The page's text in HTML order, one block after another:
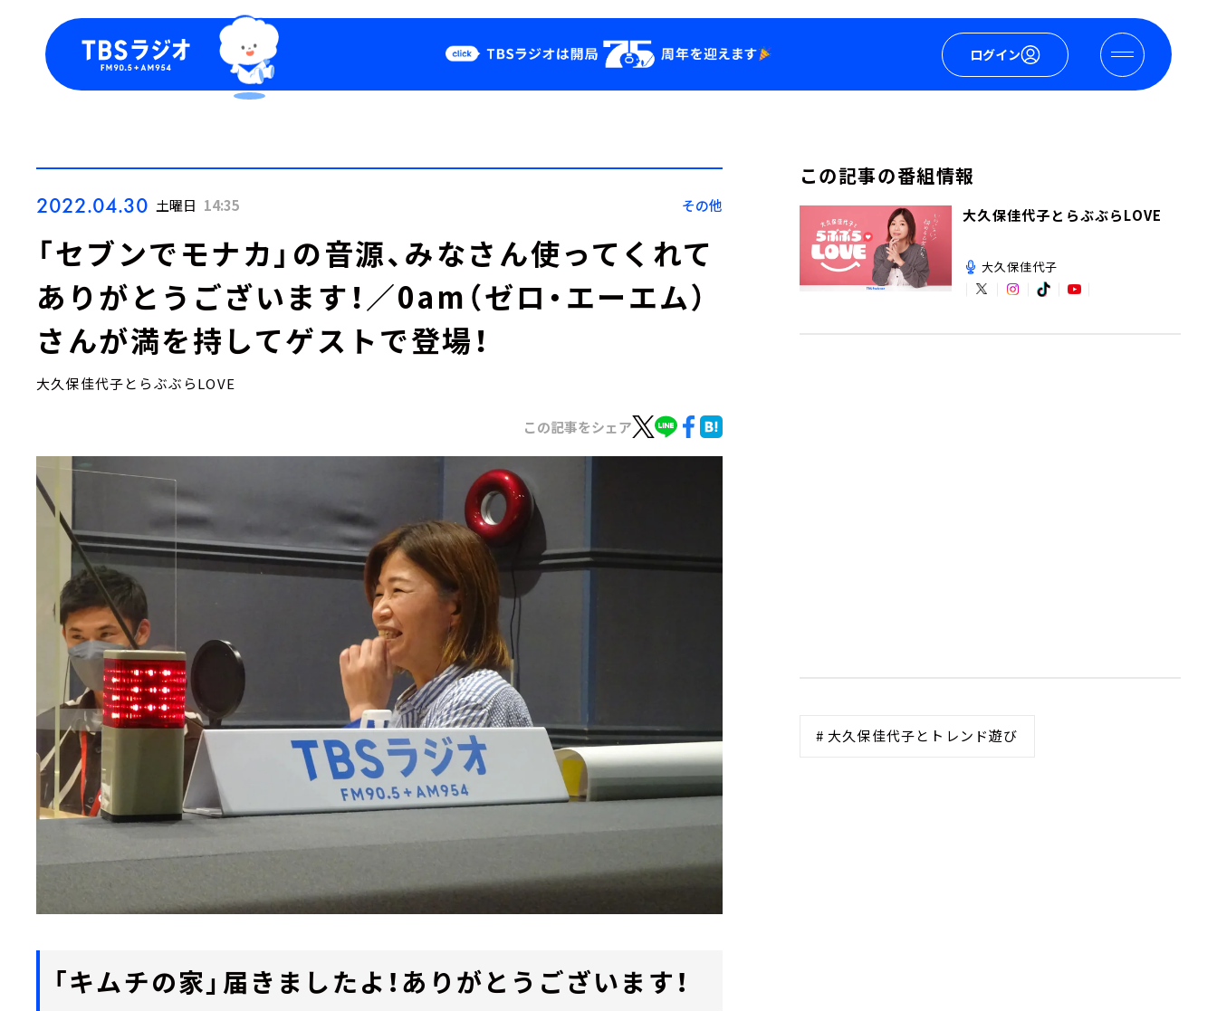
ログイン
Podcast
YouTube
2022.04.30 土曜日 14:35 その他
「セブンでモナカ」の音源、みなさん使ってくれて
ありがとうございます！／0am（ゼロ・エーエム）
さんが満を持してゲストで登場！
大久保佳代子とらぶぶらLOVE
この記事をシェア
「キムチの家」届きましたよ！ありがとうございます！
この記事の番組情報
大久保佳代子とらぶぶらLOVE
大久保佳代子
# 大久保佳代子とトレンド遊び